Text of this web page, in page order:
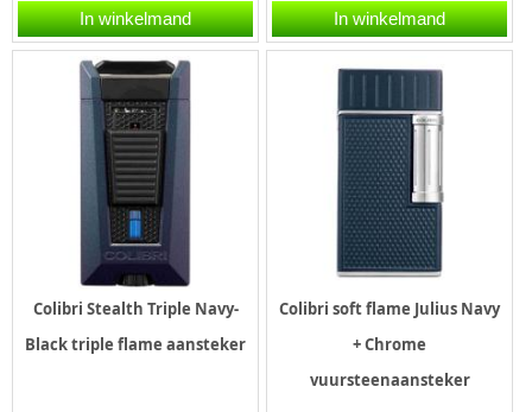
Deze Colibri sigaren
aansteker heeft...
In winkelmand
aanstekers ooit: met
piramidevormige
drievoudige...
In winkelmand
Colibri Stealth Triple Navy-
Black triple flame aansteker
Colibri soft flame Julius Navy
+ Chrome
vuursteenaansteker